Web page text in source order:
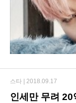
인세만 무려
스타 | 2018.09.17